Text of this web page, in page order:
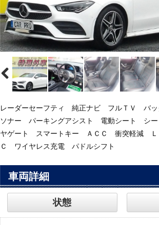
レーダーセーフティ 純正ナビ フルＴＶ バ
ソナー パーキングアシスト 電動シート シ
ヤゲート スマートキー ＡＣＣ 衝突軽減 Ｌ
Ｃ ワイヤレス充電 パドルシフト
車両詳細
状態